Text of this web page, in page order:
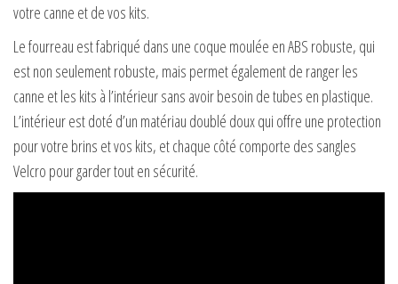
votre canne et de vos kits.
Le fourreau est fabriqué dans une coque moulée en ABS robuste, qui
est non seulement robuste, mais permet également de ranger les
canne et les kits à l’intérieur sans avoir besoin de tubes en plastique.
L’intérieur est doté d’un matériau doublé doux qui offre une protection
pour votre brins et vos kits, et chaque côté comporte des sangles
Velcro pour garder tout en sécurité.